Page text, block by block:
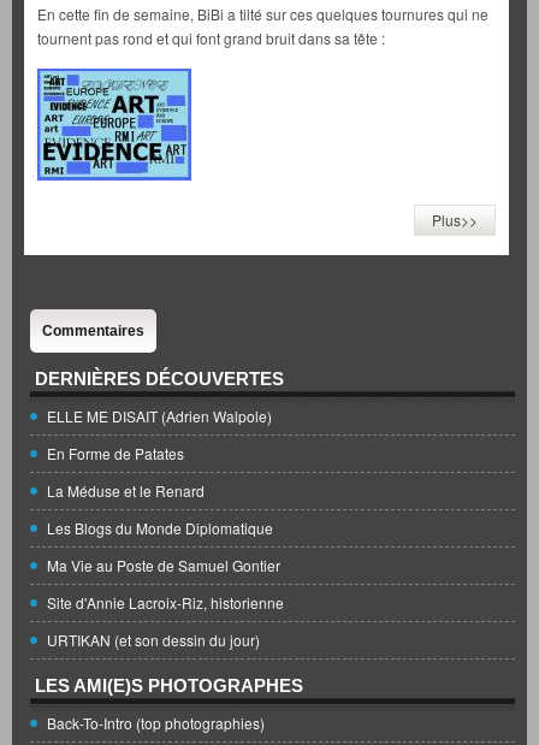
En cette fin de semaine, BiBi a tilté sur ces quelques tournures qui ne
tournent pas rond et qui font grand bruit dans sa tête :
Plus>>
Commentaires
DERNIÈRES DÉCOUVERTES
ELLE ME DISAIT (Adrien Walpole)
En Forme de Patates
La Méduse et le Renard
Les Blogs du Monde Diplomatique
Ma Vie au Poste de Samuel Gontier
Site d'Annie Lacroix-Riz, historienne
URTIKAN (et son dessin du jour)
LES AMI(E)S PHOTOGRAPHES
Back-To-Intro (top photographies)